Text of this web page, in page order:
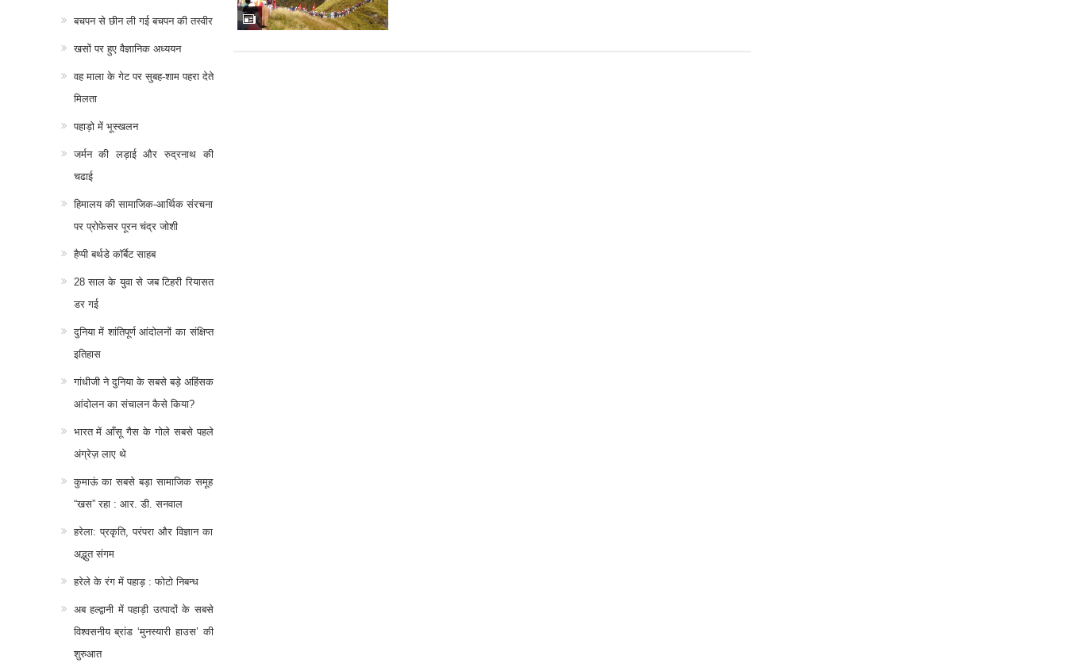
बचपन से छीन ली गई बचपन की तस्वीर
खसों पर हुए वैज्ञानिक अध्ययन
वह माला के गेट पर सुबह-शाम पहरा देते
मिलता
पहाड़ो में भूस्खलन
जर्मन की लड़ाई और रुद्रनाथ की
चढाई
हिमालय की सामाजिक-आर्थिक संरचना
पर प्रोफेसर पूरन चंद्र जोशी
हैप्पी बर्थडे कॉर्बेट साहब
28 साल के युवा से जब टिहरी रियासत
डर गई
दुनिया में शांतिपूर्ण आंदोलनों का संक्षिप्त
इतिहास
गांधीजी ने दुनिया के सबसे बड़े अहिंसक
आंदोलन का संचालन कैसे किया?
भारत में आँसू गैस के गोले सबसे पहले
अंग्रेज़ लाए थे
कुमाऊं का सबसे बड़ा सामाजिक समूह
“खस” रहा : आर. डी. सनवाल
हरेला: प्रकृति, परंपरा और विज्ञान का
अद्भुत संगम
हरेले के रंग में पहाड़ : फोटो निबन्ध
अब हल्द्वानी में पहाड़ी उत्पादों के सबसे
विश्वसनीय ब्रांड ‘मुनस्यारी हाउस’ की
शुरुआत